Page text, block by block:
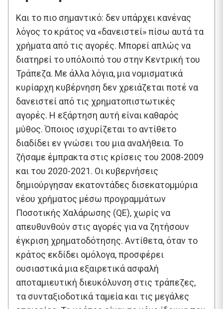
Και το πιο σημαντικό: δεν υπάρχει κανένας
λόγος το κράτος να «δανειστεί» πίσω αυτά τα
χρήματα από τις αγορές. Μπορεί απλώς να
διατηρεί το υπόλοιπό του στην Κεντρική του
Τράπεζα. Με άλλα λόγια, μια νομισματικά
κυρίαρχη κυβέρνηση δεν χρειάζεται ποτέ να
δανειστεί από τις χρηματοπιστωτικές
αγορές. Η εξάρτηση αυτή είναι καθαρός
μύθος. Όποιος ισχυρίζεται το αντίθετο
διαδίδει εν γνώσει του μια αναλήθεια. Το
ζήσαμε έμπρακτα στις κρίσεις του 2008-2009
και του 2020-2021. Οι κυβερνήσεις
δημιούργησαν εκατοντάδες δισεκατομμύρια
νέου χρήματος μέσω προγραμμάτων
Ποσοτικής Χαλάρωσης (QE), χωρίς να
απευθυνθούν στις αγορές για να ζητήσουν
έγκριση χρηματοδότησης. Αντίθετα, όταν το
κράτος εκδίδει ομόλογα, προσφέρει
ουσιαστικά μια εξαιρετικά ασφαλή
αποταμιευτική διευκόλυνση στις τράπεζες,
τα συνταξιοδοτικά ταμεία και τις μεγάλες